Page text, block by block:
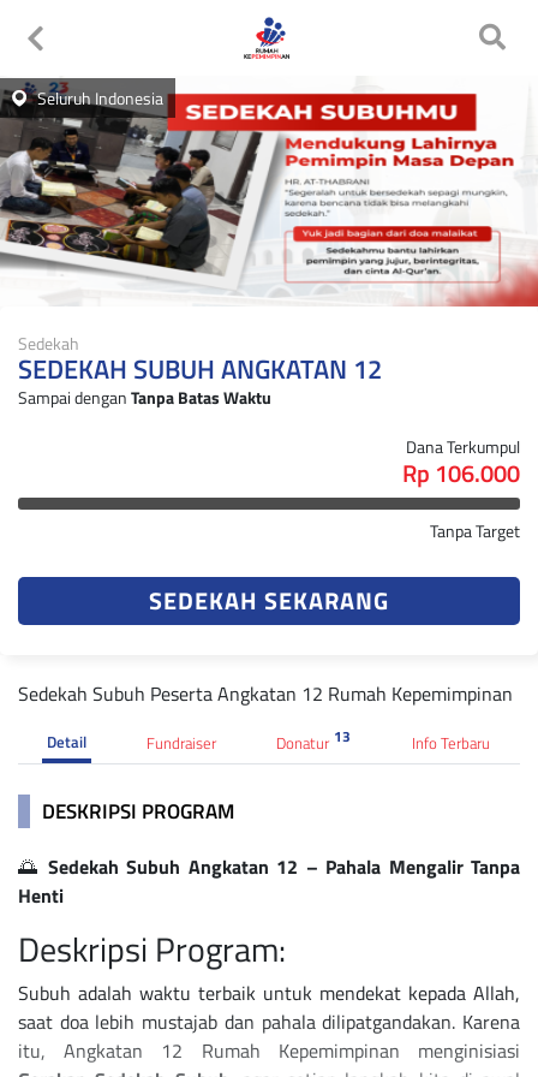
Seluruh Indonesia
Sedekah
SEDEKAH SUBUH ANGKATAN 12
Sampai denganTanpa Batas Waktu
Dana Terkumpul
Rp 106.000
Tanpa Target
SEDEKAH SEKARANG
Sedekah Subuh Peserta Angkatan 12 Rumah Kepemimpinan
Detail Fundraiser Donatur 13 Info Terbaru
DESKRIPSI PROGRAM
🌅 Sedekah Subuh Angkatan 12 – Pahala Mengalir Tanpa
Henti
Deskripsi Program:
Subuh adalah waktu terbaik untuk mendekat kepada Allah,
saat doa lebih mustajab dan pahala dilipatgandakan. Karena
itu, Angkatan 12 Rumah Kepemimpinan menginisiasi